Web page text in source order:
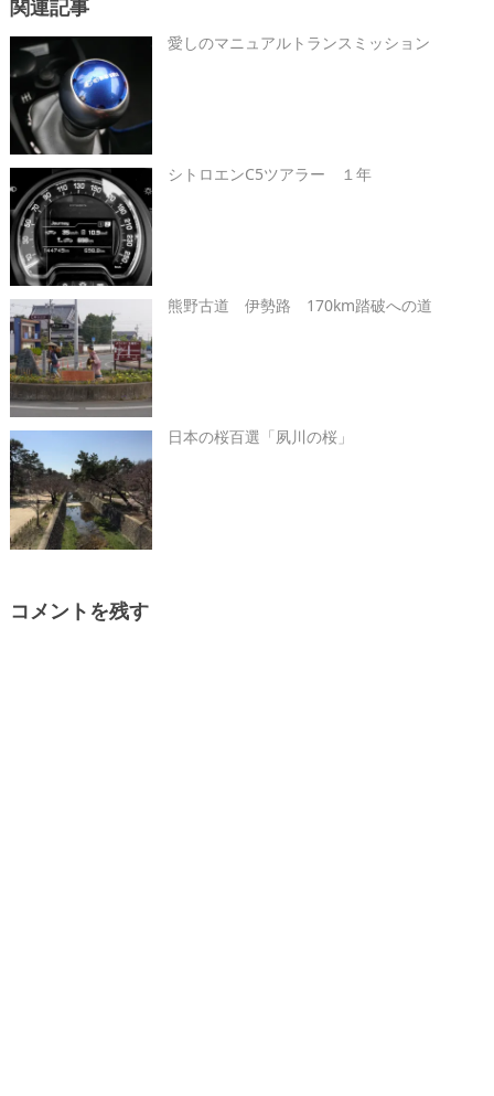
関連記事
愛しのマニュアルトランスミッション
シトロエンC5ツアラー １年
熊野古道 伊勢路 170km踏破への道
日本の桜百選「夙川の桜」
コメントを残す